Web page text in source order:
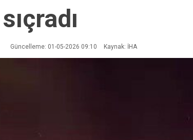
Güncelleme: 01-05-2026 09:10 Kaynak: İHA